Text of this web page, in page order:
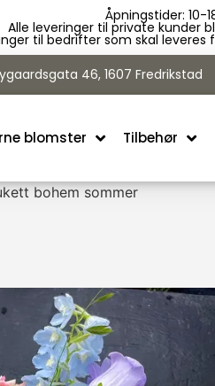
Åpningstider: 10-
Alle leveringer til private kunder
til bedrifter som skal leveres
46, 1607 Fredrikstad
blomster Tilbehør
bohem sommer